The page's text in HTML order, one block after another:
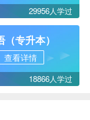
29956人学过
（专升本）
查看详情
18866人学过